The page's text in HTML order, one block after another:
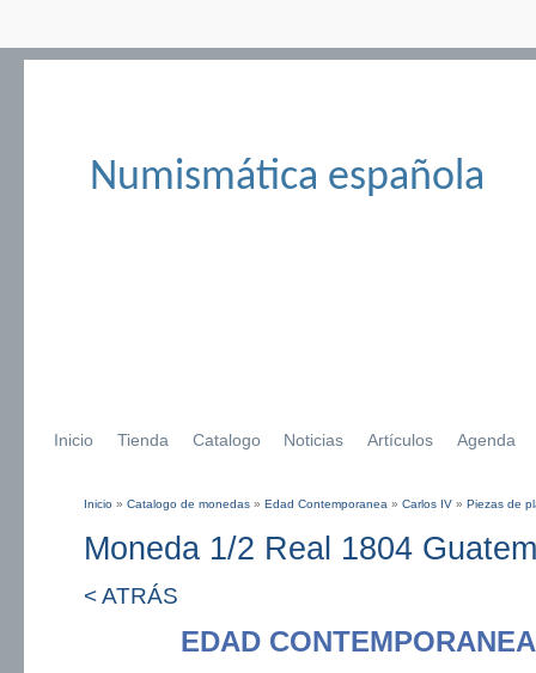
Numismática española
Inicio Tienda Catalogo Noticias Artículos Agenda
Inicio » Catalogo de monedas » Edad Contemporanea » Carlos IV » Piezas de
Moneda 1/2 Real 1804
< ATRÁS
EDAD